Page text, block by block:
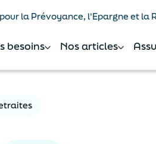
la Prévoyance, l'Epargne et la
besoins Nos articles